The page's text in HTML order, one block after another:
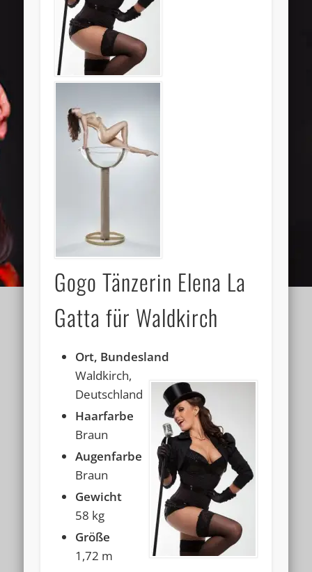
Gogo Tänzerin Elena La
Gatta für Waldkirch
Ort, Bundesland
Waldkirch,
Deutschland
Haarfarbe
Braun
Augenfarbe
Braun
Gewicht
58 kg
Größe
1,72 m